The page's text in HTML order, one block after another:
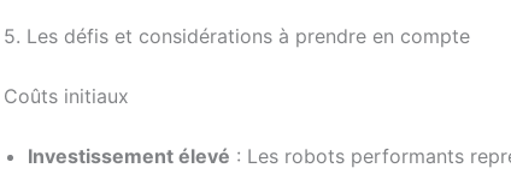
5. Les défis et considérations à prendre en compte
Coûts initiaux
Investissement élevé : Les robots performants